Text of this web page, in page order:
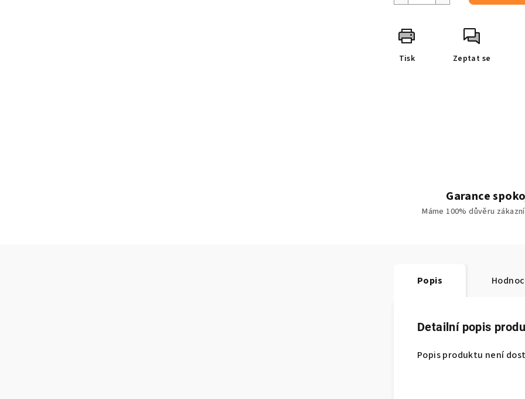
Tisk Zeptat se
Garance
Máme 100% důvěru
Popis
Detailní popis
Popis produktu není